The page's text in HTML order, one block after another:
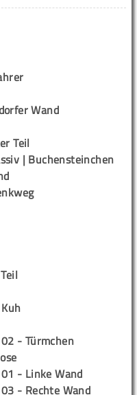
Wand
Teil
| Buchensteinchen
- Türmchen
- Linke Wand
- Rechte Wand